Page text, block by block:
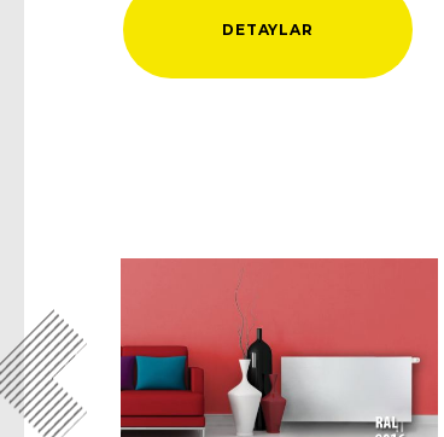
DETAYLAR